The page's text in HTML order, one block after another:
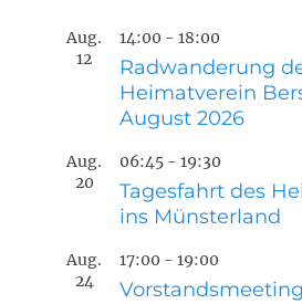
Aug.
12
14:00 - 18:00
Radwanderung
Heimatverein
August 2026
Aug.
20
06:45 - 19:30
Tagesfahrt des
ins Münsterland
Aug.
24
17:00 - 19:00
Vorstandsmeeting